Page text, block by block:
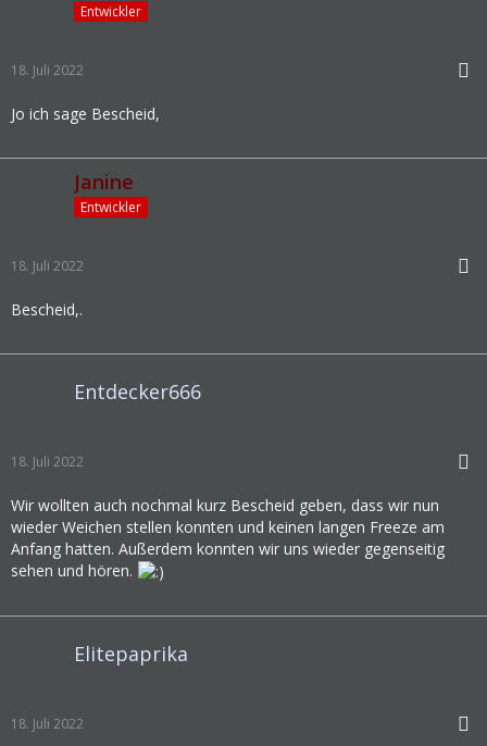
Entwickler
18. Juli 2022
Jo ich sage Bescheid,
Janine
Entwickler
18. Juli 2022
Bescheid,.
Entdecker666
18. Juli 2022
Wir wollten auch nochmal kurz Bescheid geben, dass wir nun
wieder Weichen stellen konnten und keinen langen Freeze am
Anfang hatten. Außerdem konnten wir uns wieder gegenseitig
sehen und hören.
Elitepaprika
18. Juli 2022